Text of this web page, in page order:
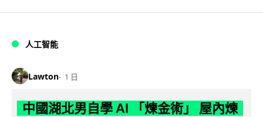
人工智能
Lawton 1 日
中國湖北男自學 AI 「煉金術」 屋內煉